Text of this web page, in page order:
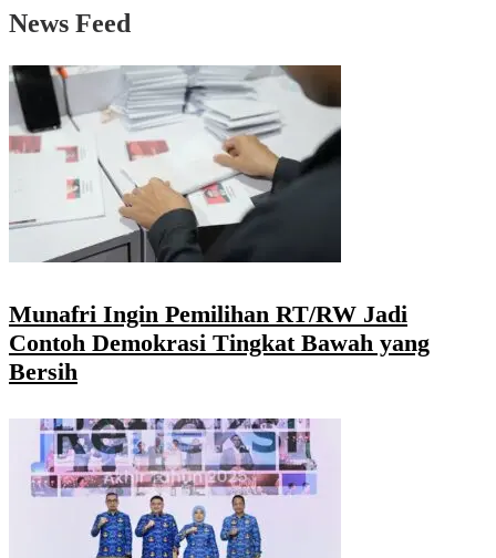
News Feed
Munafri Ingin Pemilihan RT/RW Jadi
Contoh Demokrasi Tingkat Bawah yang
Bersih